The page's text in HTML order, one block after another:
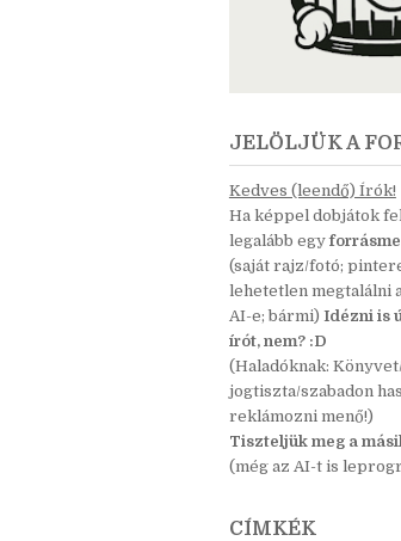
JELÖLJÜK A
Kedves (leendő) Írók!
Ha képpel dobjátok
legalább egy
(saját rajz/fotó;
lehetetlen megtalálni
AI-e; bármi) Idézni is
írót, nem? :D
(Haladóknak:
jogtiszta/szabadon
reklámozni menő!)
Tiszteljük meg a
(még az AI-t is
CÍMKÉK